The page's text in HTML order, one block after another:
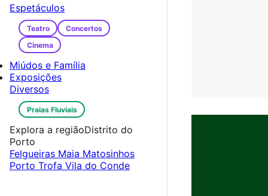
Espetáculos
Teatro
Concertos
Cinema
Miúdos e Família
Exposições
Diversos
Praias Fluviais
Explora a regiãoDistrito do
Porto
Felgueiras Maia Matosinhos
Porto Trofa Vila do Conde